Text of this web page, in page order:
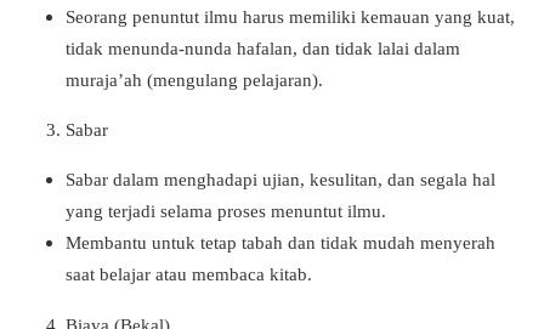
Seorang penuntut ilmu harus memiliki kemauan yang kuat,
tidak menunda-nunda hafalan, dan tidak lalai dalam
muraja’ah (mengulang pelajaran).
Sabar
Sabar dalam menghadapi ujian, kesulitan, dan segala hal
yang terjadi selama proses menuntut ilmu.
Membantu untuk tetap tabah dan tidak mudah menyerah
saat belajar atau membaca kitab.
Biaya (Bekal)